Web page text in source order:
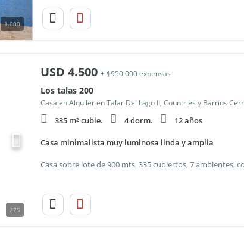
1.000
275
USD 4.500 + $950.000 expensas
Los talas 200
Casa en Alquiler en Talar Del Lago II, Countries y Barrios
335 m² cubie. 4 dorm. 12 años
Casa minimalista muy luminosa linda y amplia